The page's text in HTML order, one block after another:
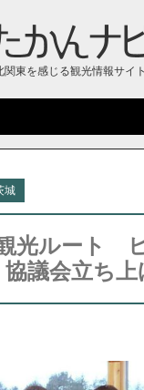
関東を感じる観光情報サイト
城
光ルート
議会立ち上